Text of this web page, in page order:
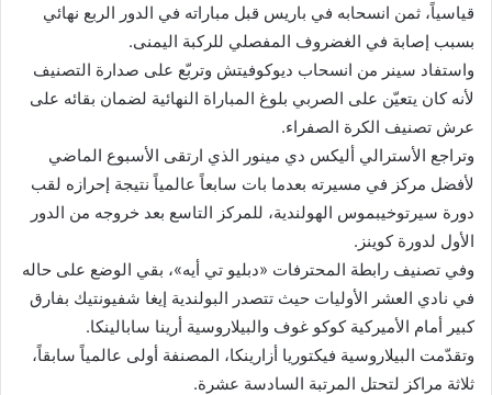
قياسياً، ثمن انسحابه في باريس قبل مباراته في الدور الربع نهائي
بسبب إصابة في الغضروف المفصلي للركبة اليمنى.
واستفاد سينر من انسحاب ديوكوفيتش وتربّع على صدارة التصنيف
لأنه كان يتعيّن على الصربي بلوغ المباراة النهائية لضمان بقائه على
عرش تصنيف الكرة الصفراء.
وتراجع الأسترالي أليكس دي مينور الذي ارتقى الأسبوع الماضي
لأفضل مركز في مسيرته بعدما بات سابعاً عالمياً نتيجة إحرازه لقب
دورة سيرتوخيبموس الهولندية، للمركز التاسع بعد خروجه من الدور
الأول لدورة كوينز.
وفي تصنيف رابطة المحترفات «دبليو تي أيه»، بقي الوضع على حاله
في نادي العشر الأوليات حيث تتصدر البولندية إيغا شفيونتيك بفارق
كبير أمام الأميركية كوكو غوف والبيلاروسية أرينا سابالينكا.
وتقدّمت البيلاروسية فيكتوريا أزارينكا، المصنفة أولى عالمياً سابقاً،
ثلاثة مراكز لتحتل المرتبة السادسة عشرة.